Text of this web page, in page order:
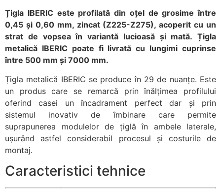
Țigla IBERIC este profilată din oțel de grosime între
0,45 și 0,60 mm, zincat (Z225-Z275), acoperit cu un
strat de vopsea în variantă lucioasă și mată. Țigla
metalică IBERIC poate fi livrată cu lungimi cuprinse
între 500 mm și 7000 mm.
Țigla metalică IBERIC se produce în 29 de nuanțe. Este
un produs care se remarcă prin înălțimea profilului
oferind casei un încadrament perfect dar și prin
sistemul inovativ de îmbinare care permite
suprapunerea modulelor de țiglă în ambele laterale,
ușurând astfel considerabil procesul și costurile de
montaj.
Caracteristici tehnice